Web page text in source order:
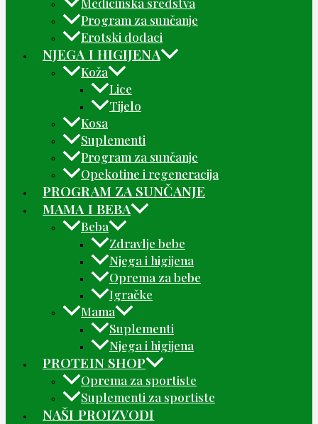
Program za sunčanje
Erotski dodaci
NJEGA I HIGIJENA
Koža
Lice
Tijelo
Kosa
Suplementi
Program za sunčanje
Opekotine i regeneracija
PROGRAM ZA SUNČANJE
MAMA I BEBA
Beba
Zdravlje bebe
Njega i higijena
Oprema za bebe
Igračke
Mama
Suplementi
Njega i higijena
PROTEIN SHOP
Oprema za sportiste
Suplementi za sportiste
NAŠI PROIZVODI